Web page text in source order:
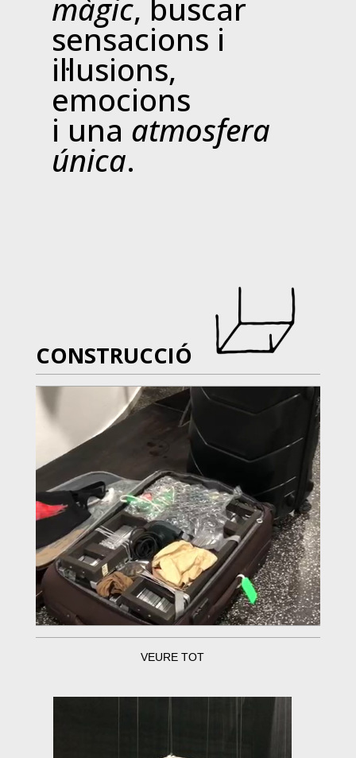
màgic, buscar
sensacions i
il·lusions,
emocions
i una atmosfera
única.
CONSTRUCCIÓ
VEURE TOT